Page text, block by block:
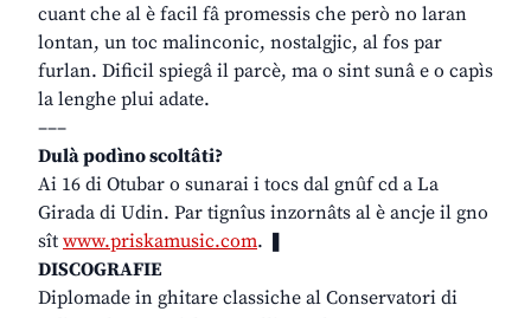
cuant che al è facil fâ promessis che però no laran
lontan, un toc malinconic, nostalgjic, al fos par
furlan. Dificil spiegâ il parcè, ma o sint sunâ e o capìs
la lenghe plui adate.
–––
Dulà podìno scoltâti?
Ai 16 di Otubar o sunarai i tocs dal gnûf cd a La
Girada di Udin. Par tignîus inzornâts al è ancje il gno
sît www.priskamusic.com. ❚
DISCOGRAFIE
Diplomade in ghitare classiche al Conservatori di